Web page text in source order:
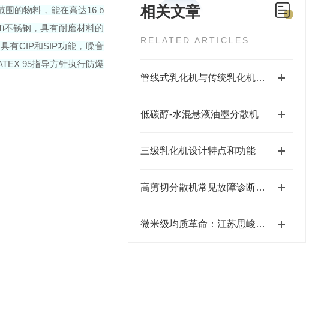
相关文章
RELATED ARTICLES
管线式乳化机与传统乳化机的比较
低碳醇-水混悬液油墨分散机
三级乳化机设计特点和功能
高剪切分散机常见故障诊断与排除实用指南
微米级均质革命：江苏思峻食品级/医药级乳化机的技术突破（附FAQ常见问题解答）
围的物料，能在高达16 b
锈钢，具有耐磨材料的
有CIP和SIP功能，噪音
95指导方针执行防爆